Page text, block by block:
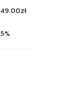
49.00zł
5%